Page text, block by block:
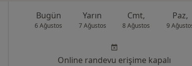
Bugün
6 Ağustos
Yarın
7 Ağustos
Cmt,
8 Ağustos
Paz,
9
Online randevu erişime kapalı